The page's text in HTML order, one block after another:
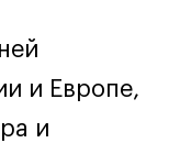
и Европе,
и